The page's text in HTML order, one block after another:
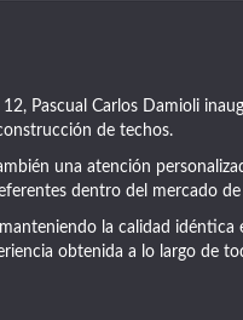
Pascual Carlos Damioli
de techos.
una atención
dentro del mercado
la calidad idéntica
obtenida a lo largo de